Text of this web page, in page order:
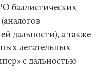
баллистических
дальности), а также
летательных
с дальностью